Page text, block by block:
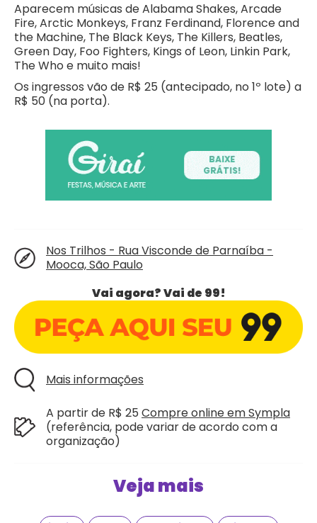
Aparecem músicas de Alabama Shakes, Arcade
Fire, Arctic Monkeys, Franz Ferdinand, Florence and
the Machine, The Black Keys, The Killers, Beatles,
Green Day, Foo Fighters, Kings of Leon, Linkin Park,
The Who e muito mais!
Os ingressos vão de R$ 25 (antecipado, no 1º lote) a
R$ 50 (na porta).
Nos Trilhos - Rua Visconde de Parnaíba -
Mooca, São Paulo
Vai agora? Vai de 99!
Mais informações
A partir de R$ 25 Compre online em Sympla
(referência, pode variar de acordo com a
organização)
Veja mais